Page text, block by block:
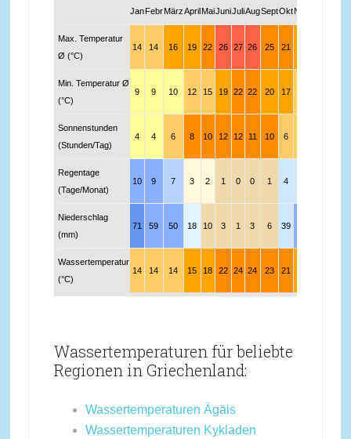
JanFebrMärzAprilMaiJuniJuliAugSeptOktNov
Max. Temperatur
Ø (°C)
14 14 16 19 22 26 27 26 25 21
Min. Temperatur Ø
(°C)
9 9 10 12 15 19 22 22 20 17
Sonnenstunden
(Stunden/Tag)
4 4 6 8 10 12 12 11 10 6
Regentage
(Tage/Monat)
10 9 7 3 2 1 0 0 1 4
Niederschlag
(mm)
71 59 50 18 10 3 1 3 6 39
Wassertemperatur
(°C)
14 14 14 15 18 22 24 24 23 21
Wassertemperaturen für beliebte
Regionen in Griechenland:
Wassertemperaturen Ägäis
Wassertemperaturen Kykladen